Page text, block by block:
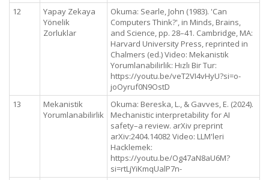
12
Yapay Zekaya
Yönelik
Zorluklar
Okuma: Searle, John (1983). 'Can
Computers Think?', in Minds, Brains,
and Science, pp. 28–41. Cambridge, MA:
Harvard University Press, reprinted in
Chalmers (ed.) Video: Mekanistik
Yorumlanabilirlik: Hızlı Bir Tur:
https://youtu.be/veT2VI4vHyU?si=o-
joOyruf0N9OstD
13
Mekanistik
Yorumlanabilirlik
Okuma: Bereska, L., & Gavves, E. (2024).
Mechanistic interpretability for AI
safety–a review. arXiv preprint
arXiv:2404.14082 Video: LLM'leri
Hacklemek:
https://youtu.be/Og47aN8aU6M?
si=rtLjYiKmqUalP7n-